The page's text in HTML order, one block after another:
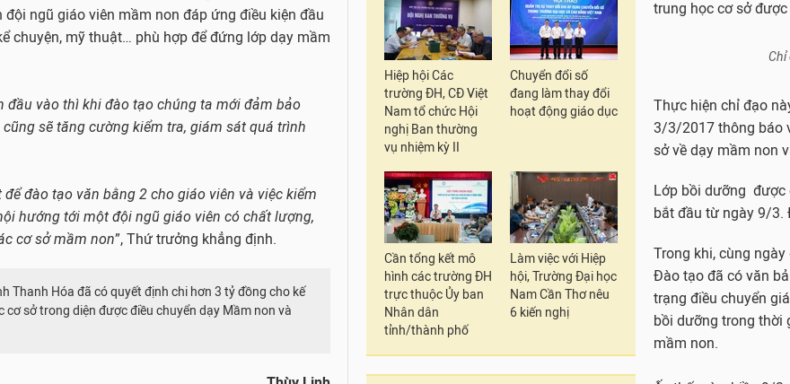
ngũ giáo viên mầm non đáp ứng điều kiện đầu
chuyện, mỹ thuật… phù hợp để đứng lớp dạy mầm
đầu vào thì khi đào tạo chúng ta mới đảm bảo
sẽ tăng cường kiểm tra, giám sát quá trình
đào tạo văn bằng 2 cho giáo viên và việc kiểm
hướng tới một đội ngũ giáo viên có chất lượng,
cơ sở mầm non”, Thứ trưởng khẳng định.
Thanh Hóa đã có quyết định chi hơn 3 tỷ đồng cho kế
sở trong diện được điều chuyển dạy Mầm non và
Hiệp hội Các
trường ĐH, CĐ Việt
Nam tổ chức Hội
nghị Ban thường
vụ nhiệm kỳ II
Chuyển đổi số
đang làm thay đổi
hoạt động giáo dục
Cần tổng kết mô
hình các trường ĐH
trực thuộc Ủy ban
Nhân dân
tỉnh/thành phố
Làm việc với Hiệp
hội, Trường Đại học
Nam Cần Thơ nêu
6 kiến nghị
1607/UBND-VX yêu
mầm non, tiểu học
thể thực hiện tốt
tạo Thanh Hóa đã
trung học cơ sở
Hóa tiếp tục có
trung học cơ sở